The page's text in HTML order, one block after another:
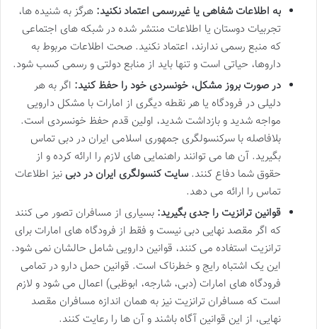
به اطلاعات شفاهی یا غیررسمی اعتماد نکنید: هرگز به شنیده ها،
تجربیات دوستان یا اطلاعات منتشر شده در شبکه های اجتماعی
که منبع رسمی ندارند، اعتماد نکنید. صحت اطلاعات مربوط به
داروها، حیاتی است و تنها باید از منابع دولتی و رسمی کسب شود.
در صورت بروز مشکل، خونسردی خود را حفظ کنید: اگر به هر
دلیلی در فرودگاه یا هر نقطه دیگری از امارات با مشکل دارویی
مواجه شدید و بازداشت شدید، اولین قدم حفظ خونسردی است.
بلافاصله با سرکنسولگری جمهوری اسلامی ایران در دبی تماس
بگیرید. آن ها می توانند راهنمایی های لازم را ارائه کرده و از
حقوق شما دفاع کنند.سایت کنسولگری ایران در دبی نیز اطلاعات
تماس را ارائه می دهد.
قوانین ترانزیت را جدی بگیرید: بسیاری از مسافران تصور می کنند
که اگر مقصد نهایی دبی نیست و فقط از فرودگاه های امارات برای
ترانزیت استفاده می کنند، قوانین دارویی شامل حالشان نمی شود.
این یک اشتباه رایج و خطرناک است. قوانین حمل دارو در تمامی
فرودگاه های امارات (دبی، شارجه، ابوظبی) اعمال می شود و لازم
است که مسافران ترانزیت نیز به همان اندازه مسافران مقصد
نهایی، از این قوانین آگاه باشند و آن ها را رعایت کنند.